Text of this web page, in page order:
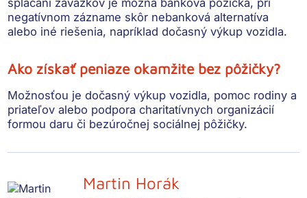
negatívnom zázname skôr nebanková alternatíva
alebo iné riešenia, napríklad dočasný výkup vozidla.
Ako získať peniaze okamžite bez pôžičky?
Možnosťou je dočasný výkup vozidla, pomoc rodiny a
priateľov alebo podpora charitatívnych organizácií
formou daru či bezúročnej sociálnej pôžičky.
Martin Horák